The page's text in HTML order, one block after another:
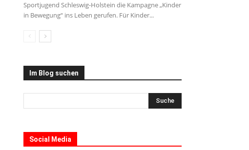
Sportjugend Schleswig-Holstein die Kampagne „Kinder
in Bewegung“ ins Leben gerufen. Für Kinder...
Im Blog suchen
Social Media